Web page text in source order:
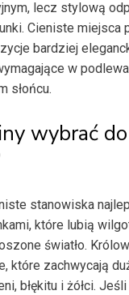
lecz stylową
Cieniste miejsca
bardziej
w
słońcu.
wybrać
stanowiska
które lubią
światło.
które zachwycają
błękitu i żółci.